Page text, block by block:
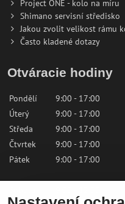
Project ONE - kolo na míru
Shimano servisní středisko
Jakou zvolit velikost rámu
Často kladené dotazy
Otváracie hodiny
Pondělí
9:00 - 17:00
Úterý
9:00 - 17:00
Středa
9:00 - 17:00
Čtvrtek
9:00 - 17:00
Pátek
9:00 - 17:00